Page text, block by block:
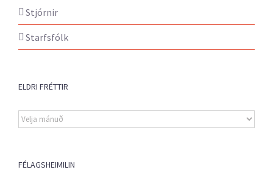
Stjórnir
Starfsfólk
ELDRI FRÉTTIR
Eldri
fréttir
FÉLAGSHEIMILIN